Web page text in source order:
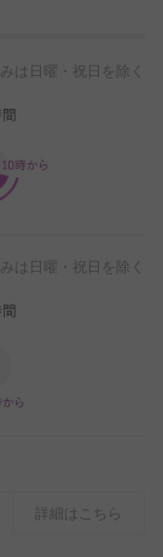
は日曜・祝日を除く
は日曜・祝日を除く
詳細はこちら